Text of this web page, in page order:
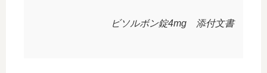
ビソルボン錠4mg 添付文書